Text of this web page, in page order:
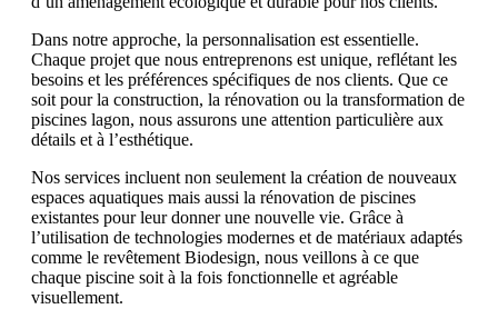
Dans notre approche, la personnalisation est essentielle.
Chaque projet que nous entreprenons est unique, reflétant les
besoins et les préférences spécifiques de nos clients. Que ce
soit pour la construction, la rénovation ou la transformation de
piscines lagon, nous assurons une attention particulière aux
détails et à l’esthétique.
Nos services incluent non seulement la création de nouveaux
espaces aquatiques mais aussi la rénovation de piscines
existantes pour leur donner une nouvelle vie. Grâce à
l’utilisation de technologies modernes et de matériaux adaptés
comme le revêtement Biodesign, nous veillons à ce que
chaque piscine soit à la fois fonctionnelle et agréable
visuellement.